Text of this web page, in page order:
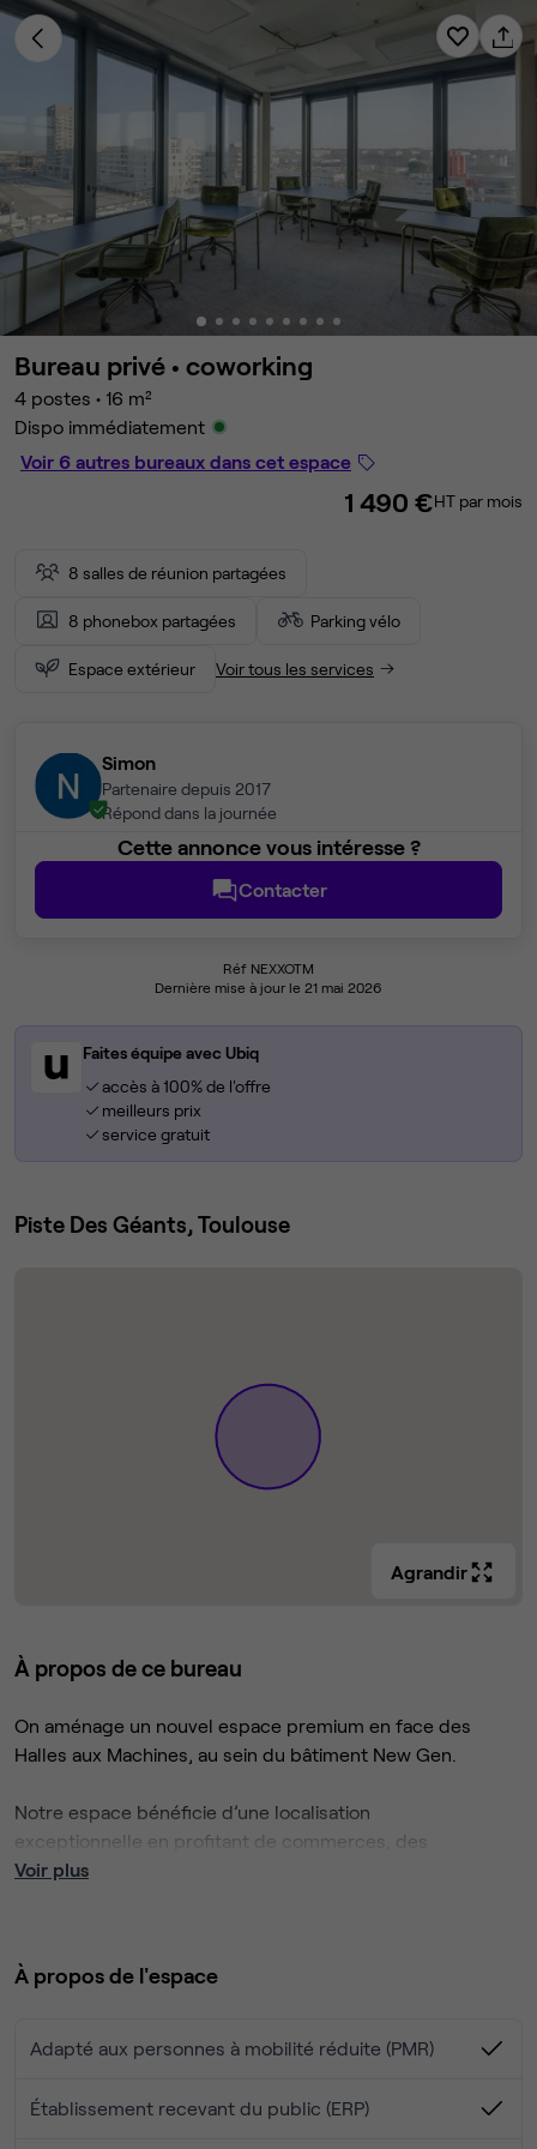
Bureau privé • coworking
4 postes • 16 m²
Dispo immédiatement
Voir 6 autres bureaux dans cet espace
1 490 €HT par mois
8 salles de réunion partagées
8 phonebox partagées Parking vélo
Espace extérieur Voir tous les services
Simon
Partenaire depuis 2017
Répond dans la journée
Cette annonce vous intéresse ?
Contacter
Réf NEXXOTM
Dernière mise à jour le 21 mai 2026
Faites équipe avec Ubiq
accès à 100% de l'offre
meilleurs prix
service gratuit
Piste Des Géants, Toulouse
Agrandir
À propos de ce bureau
On aménage un nouvel espace premium en face des
Halles aux Machines, au sein du bâtiment New Gen.
Notre espace bénéficie d’une localisation
exceptionnelle en profitant de commerces, des
restaurants, d'une crèche et des transports à proximité.
Ils sont meublés et décorés.
Les + de l’espace : Des bureaux et une terrasse avec vue
salles de réunion, une grande tisanerie, une salle de sport,
Voir plus
À propos de l'espace
Adapté aux personnes à mobilité réduite (PMR)
Établissement recevant du public (ERP)